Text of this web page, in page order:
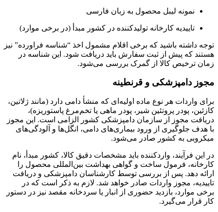
نمونه لیبل محصول به زبان فارسی
تاییدیه کارخانه تولیدکننده در کشور مبدأ (در برخی موارد)
توجه داشته باشید که برخی اقلام مشمول اخذ “شناسه فراورده” نیز
هستند که پیش از ثبت سفارش باید دریافت شود. این شناسه در
زمان ترخیص کالا از گمرک بررسی می‌شود.
مجوز دامپزشکی و قرنطینه
برای واردات هر نوع ماده اولیه‌ای که منشأ دامی دارد (مانند ژلاتین،
کازئین، پودر پروتئین شیر، پودر ماهی یا تخم‌مرغ پاستوریزه)،
دریافت مجوز از سازمان دامپزشکی کشور الزامی است. این مجوز
با هدف جلوگیری از ورود بیماری‌های دامی، انگل‌ها و آلودگی‌های
میکروبی به کشور صادر می‌شود.
در این فرآیند، واردکننده باید مشخصات دقیق کالا، کشور مبدأ، نام
کارخانه، فرمول ساخت و گواهی بهداشت بین‌المللی محصول را
ارائه دهد. پس از بررسی توسط کارشناسان دامپزشکی و دریافت
تاییدیه، مجوز واردات صادر خواهد شد. لازم به ذکر است که در
برخی موارد، بازدید حضوری از انبار یا سردخانه مقصد نیز در دستور
کار قرار می‌گیرد.